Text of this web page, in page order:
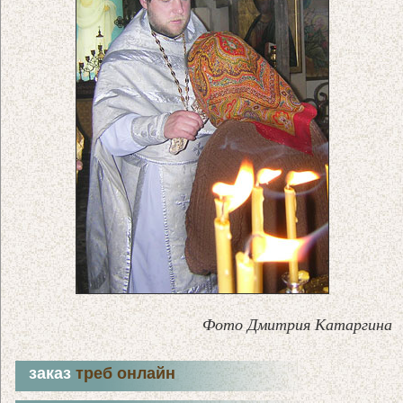
Фото Дмитрия Катаргина
заказтреб онлайн